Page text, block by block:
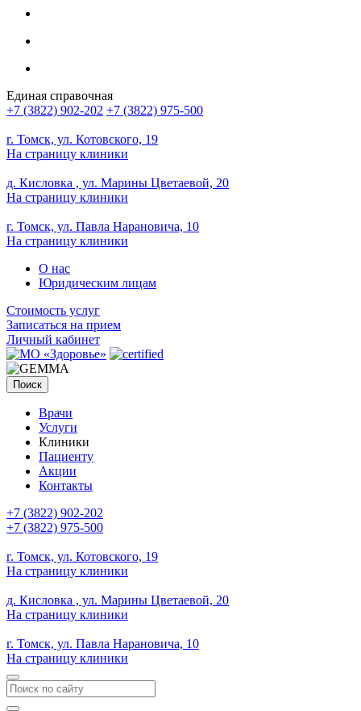
Единая справочная
+7 (3822) 902-202 +7 (3822) 975-500
г. Томск, ул. Котовского, 19
На страницу клиники
д. Кисловка , ул. Марины Цветаевой, 20
На страницу клиники
г. Томск, ул. Павла Нарановича, 10
На страницу клиники
О нас
Юридическим лицам
Стоимость услуг
Записаться на прием
Личный кабинет
Поиск
Врачи
Услуги
Клиники
Пациенту
Акции
Контакты
+7 (3822) 902-202
+7 (3822) 975-500
г. Томск, ул. Котовского, 19
На страницу клиники
д. Кисловка , ул. Марины Цветаевой, 20
На страницу клиники
г. Томск, ул. Павла Нарановича, 10
На страницу клиники